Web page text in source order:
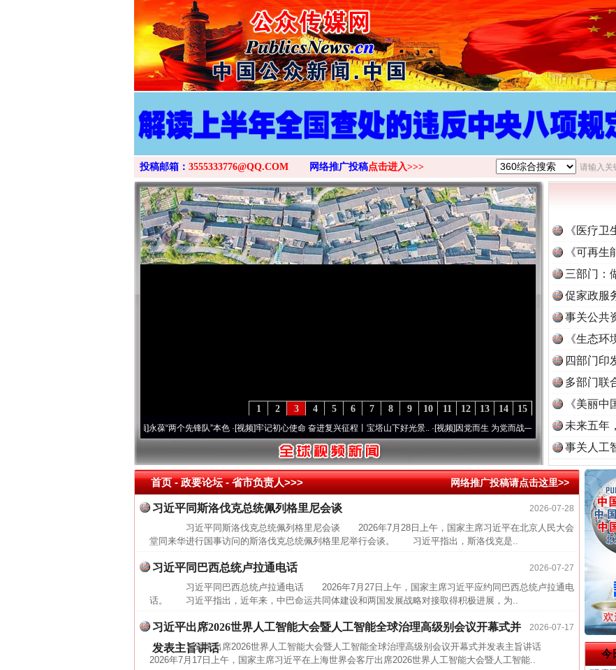
投稿邮箱： 3555333776@QQ.COM 网络推广投稿点击进入>>>
15
14
13
12
11
10
9
8
7
6
5
4
3
2
1
永葆“两个先锋队”本色·[视频] 牢记初心使命 奋进复兴征程丨宝塔山下好光景..·[视频] 因党而生 为党而战——百年“纪”事⑧加强纪律..·[
《医疗
《可再
三部门：
促家政服
事关公共
《生态
读
四部门印
多部门联
《美丽
未来五年
事关人工
首页- 政要论坛 -省市负责人>>> 网络推广投稿请点击这里>>
2026-07-28
习近平同斯洛伐克总统佩列格里尼会谈
习近平同斯洛伐克总统佩列格里尼会谈 2026年7月28日上午，国家主席习近平在北京人民大会
堂同来华进行国事访问的斯洛伐克总统佩列格里尼举行会谈。 习近平指出，斯洛伐克是..
2026-07-27
习近平同巴西总统卢拉通电话
习近平同巴西总统卢拉通电话 2026年7月27日上午，国家主席习近平应约同巴西总统卢拉通电
话。 习近平指出，近年来，中巴命运共同体建设和两国发展战略对接取得积极进展，为..
2026-07-17
习近平出席2026世界人工智能大会暨人工智能全球治理高级别会议开幕式并
发表主旨讲话
习近平出席2026世界人工智能大会暨人工智能全球治理高级别会议开幕式并发表主旨讲话
2026年7月17日上午，国家主席习近平在上海世界会客厅出席2026世界人工智能大会暨人工智能..
今
半
一
杨
传
四
中
中